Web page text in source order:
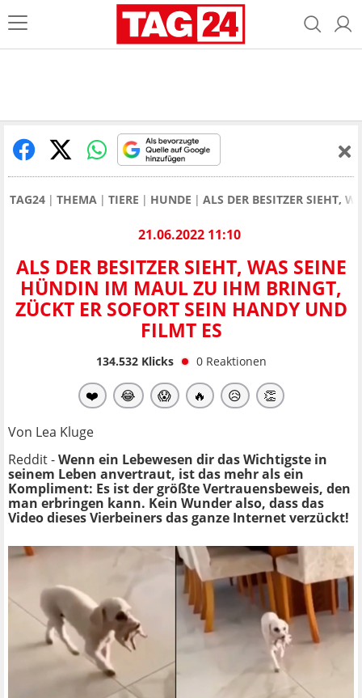
TAG24 THEMA TIERE HUNDE ALS DER BESITZER SIEHT,
21.06.2022 11:10
ALS DER BESITZER SIEHT, WAS SEINE
HÜNDIN IM MAUL ZU IHM BRINGT,
ZÜCKT ER SOFORT SEIN HANDY UND
FILMT ES
134.532Klicks 0 Reaktionen
❤️ 😂 😱 🔥 😥 👏
Von Lea Kluge
Reddit -Wenn ein Lebewesen dir das Wichtigste in
seinem Leben anvertraut, ist das mehr als ein
Kompliment: Es ist der größte Vertrauensbeweis, den
man erbringen kann. Kein Wunder also, dass das
Video dieses Vierbeiners das ganze Internet verzückt!